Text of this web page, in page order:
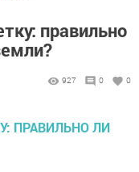
правильно
927 0 0